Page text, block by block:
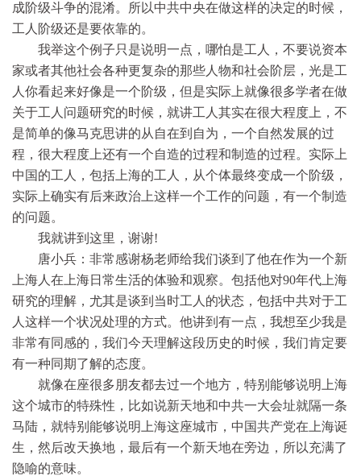
成阶级斗争的混淆。所以中共中央在做这样的决定的时候，
工人阶级还是要依靠的。
我举这个例子只是说明一点，哪怕是工人，不要说资本
家或者其他社会各种更复杂的那些人物和社会阶层，光是工
人你看起来好像是一个阶级，但是实际上就像很多学者在做
关于工人问题研究的时候，就讲工人其实在很大程度上，不
是简单的像马克思讲的从自在到自为，一个自然发展的过
程，很大程度上还有一个自造的过程和制造的过程。实际上
中国的工人，包括上海的工人，从个体最终变成一个阶级，
实际上确实有后来政治上这样一个工作的问题，有一个制造
的问题。
我就讲到这里，谢谢!
唐小兵：非常感谢杨老师给我们谈到了他在作为一个新
上海人在上海日常生活的体验和观察。包括他对90年代上海
研究的理解，尤其是谈到当时工人的状态，包括中共对于工
人这样一个状况处理的方式。他讲到有一点，我想至少我是
非常有同感的，我们今天理解这段历史的时候，我们肯定要
有一种同期了解的态度。
就像在座很多朋友都去过一个地方，特别能够说明上海
这个城市的特殊性，比如说新天地和中共一大会址就隔一条
马陆，就特别能够说明上海这座城市，中国共产党在上海诞
生，然后改天换地，最后有一个新天地在旁边，所以充满了
隐喻的意味。